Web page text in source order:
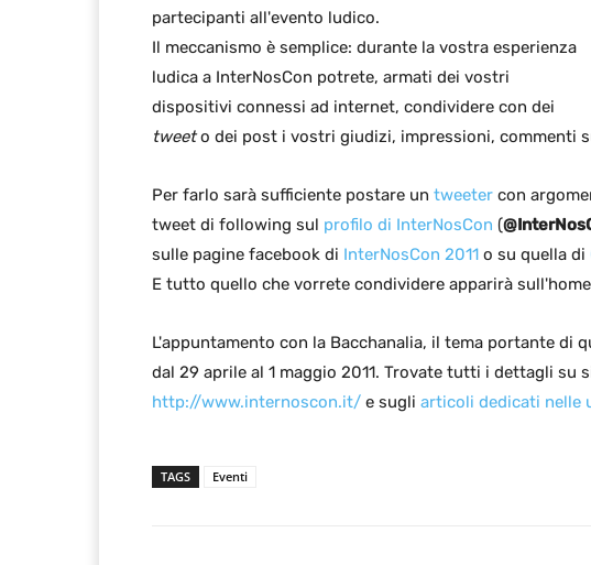
partecipanti all'evento ludico.
Il meccanismo è semplice: durante la vostra esperienza
ludica a InterNosCon potrete, armati dei vostri
dispositivi connessi ad internet, condividere con dei
tweeto dei post i vostri giudizi, impressioni, commenti
Per farlo sarà sufficiente postare un tweeter con
tweet di following sul profilo di InterNosCon (
sulle pagine facebook di InterNosCon 2011 o su quella di
E tutto quello che vorrete condividere apparirà
L'appuntamento con la Bacchanalia, il tema portante di
dal 29 aprile al 1 maggio 2011. Trovate tutti i dettagli su
http://www.internoscon.it/ e sugli articoli dedicati nelle
TAGS Eventi